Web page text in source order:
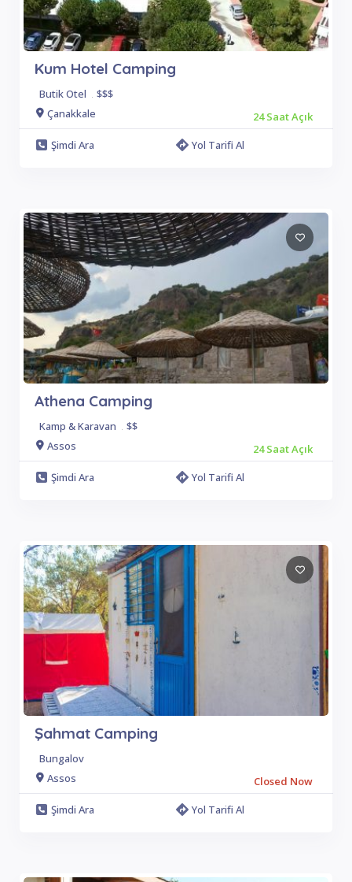
Kum Hotel Camping
Butik Otel . $$$
Çanakkale
24 Saat Açık
Şimdi Ara
Yol Tarifi Al
Athena Camping
Kamp & Karavan . $$
Assos
24 Saat Açık
Şimdi Ara
Yol Tarifi Al
Şahmat Camping
Bungalov
Assos
Closed Now
Şimdi Ara
Yol Tarifi Al